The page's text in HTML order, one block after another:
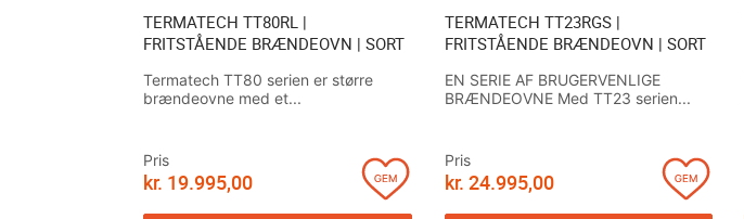
TERMATECH TT80RL |
FRITSTÅENDE BRÆNDEOVN | SORT
Termatech TT80 serien er større
brændeovne med et...
Pris
kr. 19.995,00
TERMATECH TT23RGS |
FRITSTÅENDE BRÆNDEOVN | SORT
EN SERIE AF BRUGERVENLIGE
BRÆNDEOVNE Med TT23 serien...
Pris
kr. 24.995,00